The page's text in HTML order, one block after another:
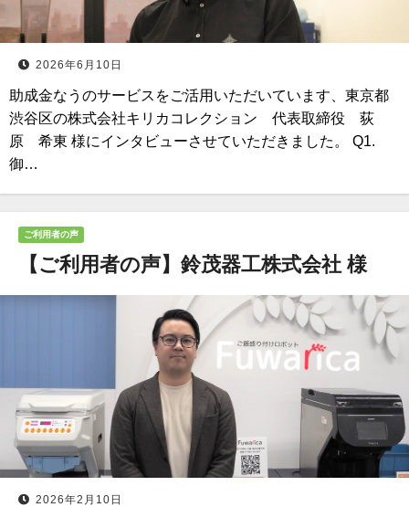
2026年6月10日
助成金なうのサービスをご活用いただいています、東京都
渋谷区の株式会社キリカコレクション 代表取締役 荻
原 希東 様にインタビューさせていただきました。 Q1.
御…
ご利用者の声
【ご利用者の声】鈴茂器工株式会社 様
2026年2月10日